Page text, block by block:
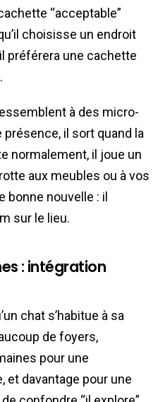
“acceptable”
choisisse un endroit
préférera une cachette
à des micro-
il sort quand la
normalement, il joue un
aux meubles ou à vos
bonne nouvelle : il
sur le lieu.
: intégration
chat s’habitue à sa
de foyers,
pour une
et davantage pour une